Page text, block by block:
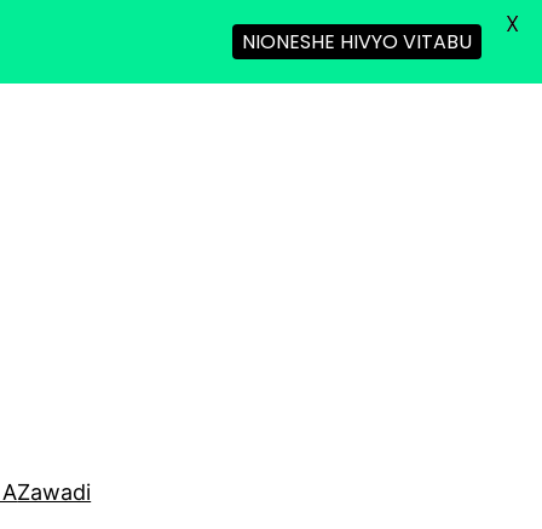
Zawadi
NIONESHE HIVYO VITABU
X